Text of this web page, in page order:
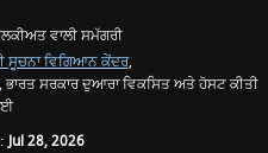
ਵਾਲੀ ਸਮੱਗਰੀ
ਸੂਚਨਾ ਵਿਗਿਆਨ ਕੇਂਦਰ,
ਭਾਰਤ ਸਰਕਾਰ ਦੁਆਰਾ ਵਿਕਸਿਤ ਅਤੇ ਹੋਸਟ ਕੀਤੀ
Jul 28, 2026